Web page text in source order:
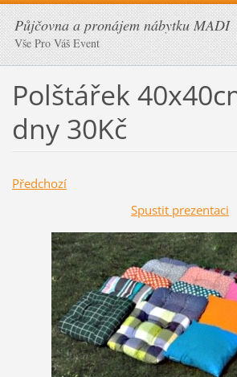
Půjčovna a pronájem nábytku MADI
Vše Pro Váš Event
Polštářek
dny 30Kč
Předchozí
Spustit prezentaci